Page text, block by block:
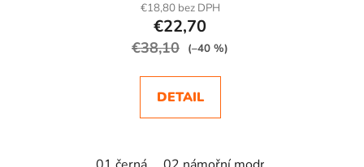
€18,80 bez DPH
€22,70
€38,10 (–40 %)
DETAIL